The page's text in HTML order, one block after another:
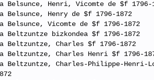
Belsunce, Henri, Vicomte de $f 1796-
Belsunce, Henry de $f 1796-1872
Belsunce, Vicomte de $f 1796-1872
Beltzuntze bizkondea $f 1796-1872
Beltzuntze, Charles $f 1796-1872
Beltzuntze, Charles Henri $f 1796-
Beltzuntze, Charles-Philippe-Henri-